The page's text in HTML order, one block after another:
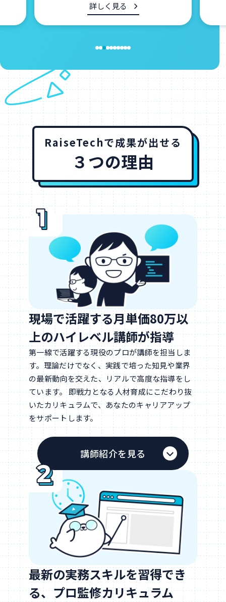
詳しく見る
RaiseTechで成果が出せる
３つの理由
現場で活躍する月単価80万以
上のハイレベル講師が指導
第一線で活躍する現役のプロが講師を担当しま
す。理論だけでなく、実践で培った知見や業界
の最新動向を交えた、リアルで高度な指導をし
ています。 即戦力となる人材育成にこだわり抜
いたカリキュラムで、あなたのキャリアアップ
をサポートします。
講師紹介を見る
最新の実務スキルを習得でき
る、プロ監修カリキュラム